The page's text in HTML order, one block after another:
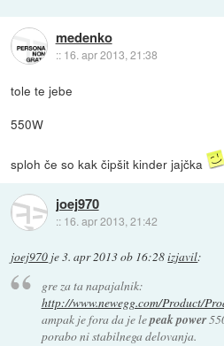
medenko
:: 16. apr 2013, 21:38
tole te jebe
550W
sploh če so kak čipšit kinder jajčka
joej970
:: 16. apr 2013, 21:42
joej970 je3. apr 2013 ob 16:28izjavil:
gre za ta napajalnik:
http://www.newegg.com/Product/
ampak je fora da je lepeak power
porabo ni stabilnega delovanja.